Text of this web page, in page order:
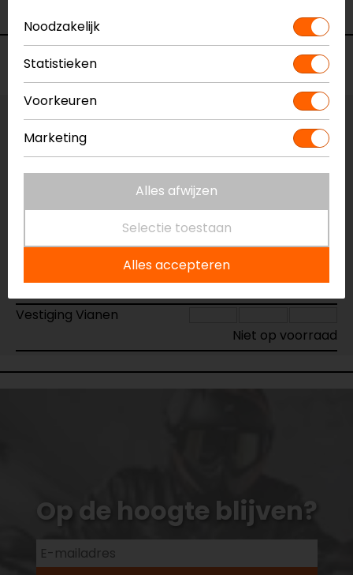
Voorraad
Vestiging Apeldoorn
Niet op voorraad
Vestiging Breda
Vestiging Capelle a/d IJssel
Niet op voorraad
Vestiging Eindhoven
Niet op voorraad
Vestiging Vianen
Niet op voorraad
Op de hoogte blijven?
Noodzakelijk
Statistieken
Voorkeuren
Marketing
Alles afwijzen
Selectie toestaan
Alles accepteren